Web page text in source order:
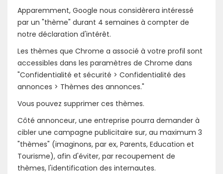
Apparemment, Google nous considèrera intéressé
par un "thème" durant 4 semaines à compter de
notre déclaration d'intérêt.
Les thèmes que Chrome a associé à votre profil sont
accessibles dans les paramètres de Chrome dans
"Confidentialité et sécurité > Confidentialité des
annonces > Thèmes des annonces."
Vous pouvez supprimer ces thèmes.
Côté annonceur, une entreprise pourra demander à
cibler une campagne publicitaire sur, au maximum 3
"thèmes" (imaginons, par ex, Parents, Education et
Tourisme), afin d'éviter, par recoupement de
thèmes, l'identification des internautes.